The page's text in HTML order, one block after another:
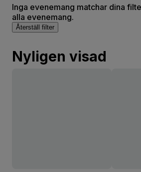
Inga evenemang matchar dina
alla evenemang.
Återställ filter
Nyligen visad